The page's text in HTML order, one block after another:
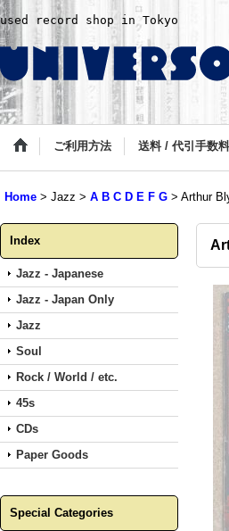
used record shop in Tokyo
ご利用方法 送料 / 代引手数料
Home > Jazz > A B C D E F G > Arthur
Index
Jazz - Japanese
Jazz - Japan Only
Jazz
Soul
Rock / World / etc.
45s
CDs
Paper Goods
Special Categories